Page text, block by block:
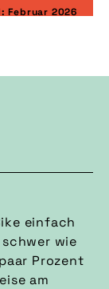
Februar 2026
einfach
wie
Prozent
am